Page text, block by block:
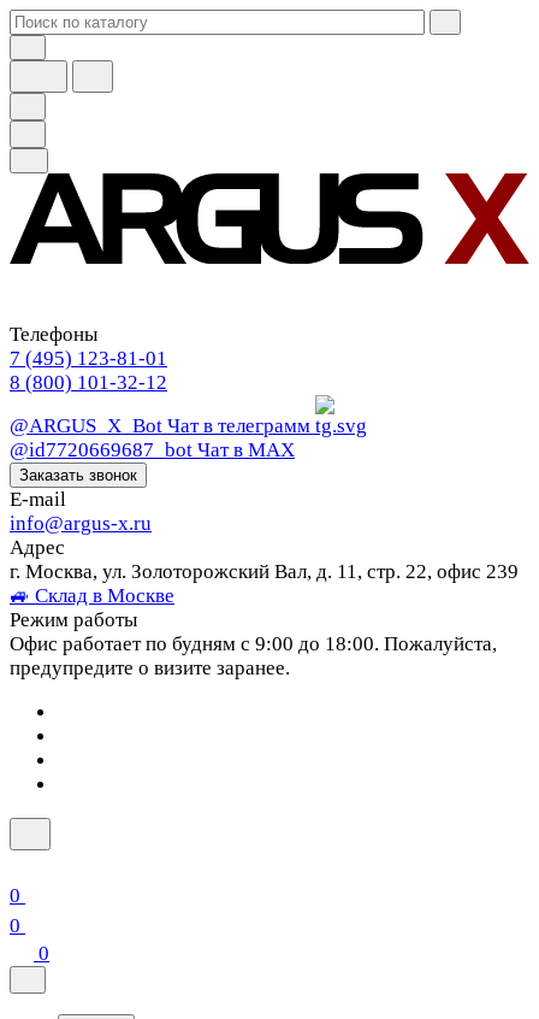
Телефоны
7 (495) 123-81-01
8 (800) 101-32-12
@ARGUS_X_Bot Чат в телеграмм
@id7720669687_bot Чат в МАХ
Заказать звонок
E-mail
info@argus-x.ru
Адрес
г. Москва, ул. Золоторожский Вал, д. 11, стр. 22, офис 239
🚙 Склад в Москве
Режим работы
Офис работает по будням с 9:00 до 18:00. Пожалуйста,
предупредите о визите заранее.
0
0
0